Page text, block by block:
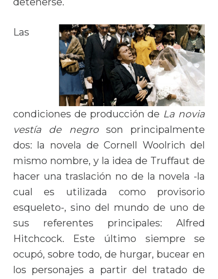
Las
condiciones de producción de La novia
vestía de negroson principalmente
dos: la novela de Cornell Woolrich del
mismo nombre, y la idea de Truffaut de
hacer una traslación no de la novela -la
cual es utilizada como provisorio
esqueleto-, sino del mundo de uno de
sus referentes principales: Alfred
Hitchcock. Este último siempre se
ocupó, sobre todo, de hurgar, bucear en
los personajes a partir del tratado de